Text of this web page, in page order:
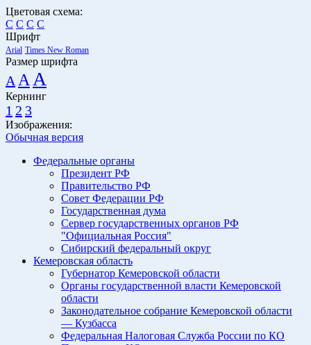
Цветовая схема:
C C C C
Шрифт
Arial Times New Roman
Размер шрифта
A A A
Кернинг
1 2 3
Изображения:
Обычная версия
Федеральные органы
Президент РФ
Правительство РФ
Совет Федерации РФ
Государственная дума
Сервер государственных органов РФ
"Официальная Россия"
Сибирский федеральный округ
Кемеровская область
Губернатор Кемеровской области
Органы государственной власти Кемеровской
области
Законодательное собрание Кемеровской области
— Кузбасса
Федеральная Налоговая Служба России по КО